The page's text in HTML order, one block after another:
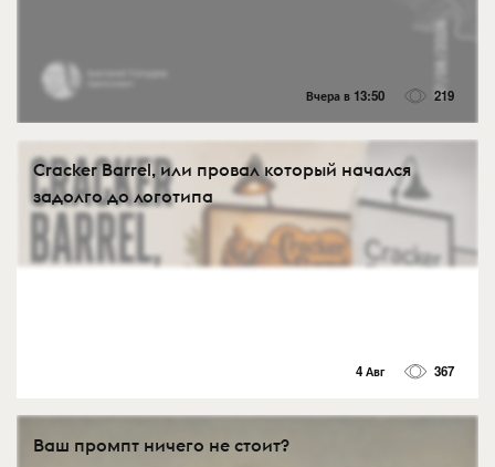
Вчера в 13:50 219
Cracker Barrel, или провал который начался
задолго до логотипа
4 Авг 367
Ваш промпт ничего не стоит?